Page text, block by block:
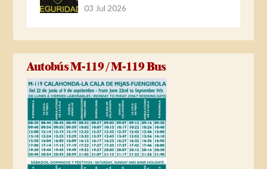
03 Jul 2026
Autobús M-119 / M-119 Bus